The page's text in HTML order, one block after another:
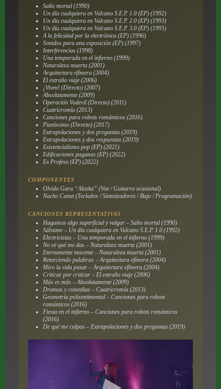
Salto mortal (1990)
Un día cualquiera en Vulcano S.E.P. 1.0 (EP) (1992)
Un día cualquiera en Vulcano S.E.P. 2.0 (EP) (1993)
Un día cualquiera en Vulcano S.E.P. 3.0 (EP) (1995)
A la felicidad por la electrónica (EP) (1996)
Sonidos para una exposición (EP) (1997)
Interferencias (1998)
Una temporada en el infierno (1999)
Naturaleza muerta (2001)
Arquitectura efímera (2004)
El extraño viaje (2006)
¡Viven! (Directo) (2007)
Absolutamente (2009)
Operación Vodevil (Directo) (2011)
Cuatricromía (2013)
Canciones para robots románticos (2016)
Pianíssimo (Directo) (2017)
Extrapolaciones y dos preguntas (2019)
Extrapolaciones y dos respuestas (2019)
Existencialismo pop (EP) (2021)
Edificaciones paganas (EP) (2022)
Ex Profeso (EP) (2022)
COMPONENTES
Olvido Gara “Alaska” (Voz / Guitarra ocasional)
Nacho Canut (Teclados / Sintetizadores / Bajo / Programación)
CANCIONES REPRESENTATIVAS
Hagamos algo superficial y vulgar – Salto mortal (1990)
Sálvame – Un día cualquiera en Vulcano S.E.P. 1.0 (1992)
Electricistas – Una temporada en el infierno (1999)
No sé qué me das – Naturaleza muerta (2001)
Eternamente inocente – Naturaleza muerta (2001)
Retorciendo palabras – Arquitectura efímera (2004)
Miro la vida pasar – Arquitectura efímera (2004)
Criticar por criticar – El extraño viaje (2006)
Más es más – Absolutamente (2009)
Dramas y comedias – Cuatricromía (2013)
Geometría polisentimental – Canciones para robots
románticos (2016)
Fiesta en el infierno – Canciones para robots románticos
(2016)
De qué me culpas – Extrapolaciones y dos preguntas (2019)